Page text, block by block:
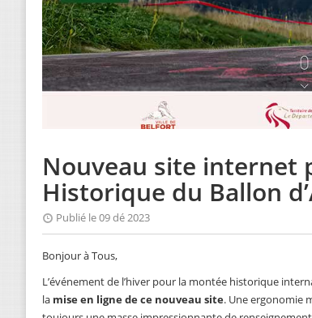
Nouveau site internet
Historique du Ballon
Publié le 09 dé 2023
Bonjour à Tous,
L’événement de l’hiver pour la montée historique
la mise en ligne de ce nouveau site. Une ergonomie